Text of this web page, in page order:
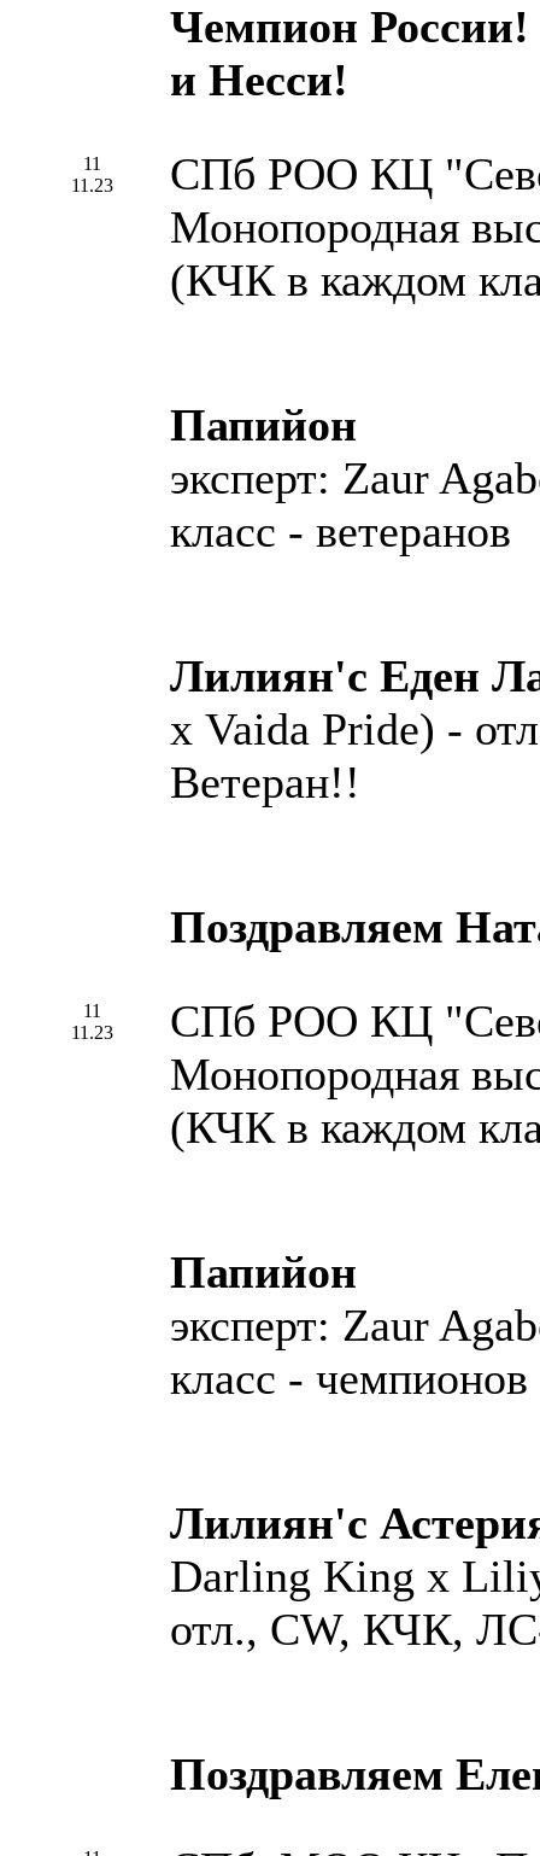
Чемпион
и Несси!
11
11.23
СПб РОО КЦ
Монопородная
(КЧК в каждом
Папийон
эксперт: Zaur
класс - ветеранов
Лилиян'с Еден
х Vaida Pride) -
Ветеран!!
Поздравляем
11
11.23
СПб РОО КЦ
Монопородная
(КЧК в каждом
Папийон
эксперт: Zaur
класс - чемпионов
Лилиян'с
Darling King х
отл., СW, КЧК,
Поздравляем